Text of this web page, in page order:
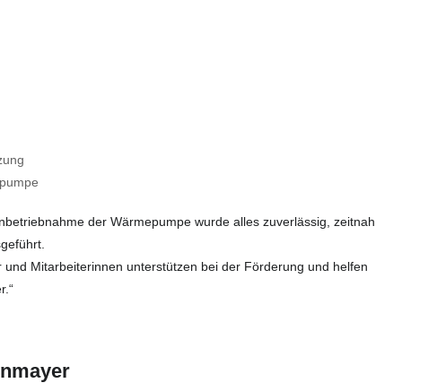
der Wärmepumpe wurde alles zuverlässig, zeitnah
und Mitarbeiterinnen unterstützen bei der Förderung und helfen